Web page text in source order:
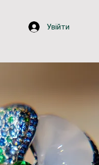
Увійти